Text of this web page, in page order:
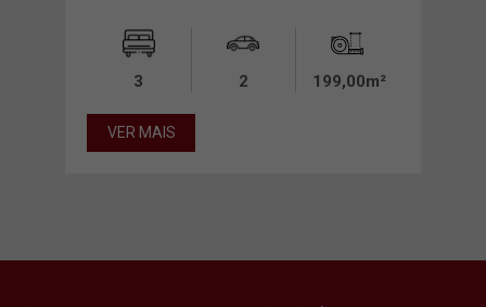
3 2 199,00m²
VER MAIS